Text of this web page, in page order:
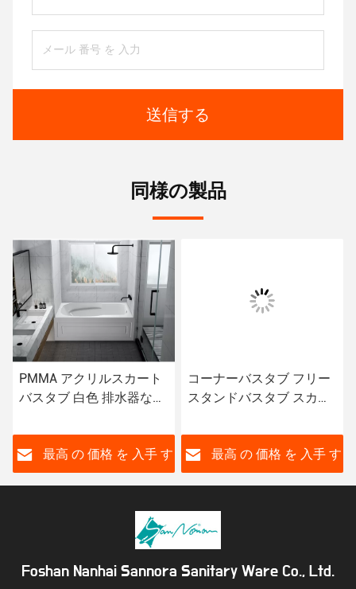
送信する
同様の製品
PMMA アクリルスカート
バスタブ 白色 排水器なし
最高 の 価格 を 入手 す
コーナーバスタブ フリー
スタンドバスタブ スカー
カリフリー衛生品
最高 の 価格 を 入手 す
Foshan Nanhai Sannora Sanitary Ware Co., Ltd.